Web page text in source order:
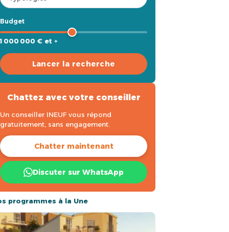
Budget
1 000 000 € et +
Lancer la recherche
Chattez avec votre conseiller
Un conseiller INEUF vous répond
gratuitement, sans engagement.
Chatter maintenant
Discuter sur WhatsApp
programmes à la Une